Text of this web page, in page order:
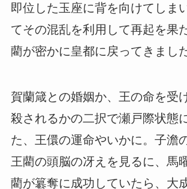
即位した玉座に背を向けてしま
てその混乱を利用して再起を果
藺が密かに皇都に戻ってきました
賀蘭箴との婚姻か、王の命を受
殺されるかの二択で瀬戸際状態
た、王儇の運命やいかに。子澹
王藺の頭脳の冴えを見るに、馬
藺が簒奪に成功していたら、大